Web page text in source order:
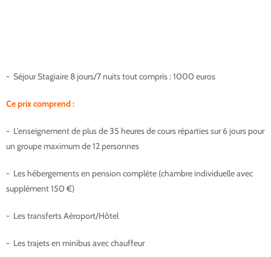
- Séjour Stagiaire 8 jours/7 nuits tout compris : 1000 euros
Ce prix comprend :
- L’enseignement de plus de 35 heures de cours réparties sur 6 jours pour
un groupe maximum de 12 personnes
- Les hébergements en pension complète (chambre individuelle avec
supplément 150 €)
- Les transferts Aéroport/Hôtel
- Les trajets en minibus avec chauffeur